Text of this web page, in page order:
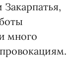
много